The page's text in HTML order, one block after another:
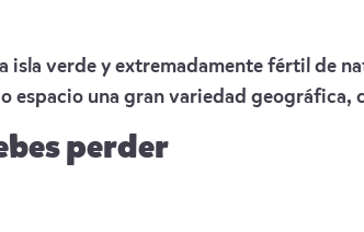
isla verde y extremadamente fértil de
espacio una gran variedad
perder